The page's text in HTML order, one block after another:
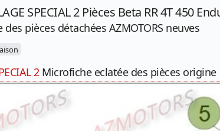
SPECIAL 2 Pièces Beta RR 4T 450
des pièces détachées AZMOTORS neuves
2Microfiche eclatée des pièces origine